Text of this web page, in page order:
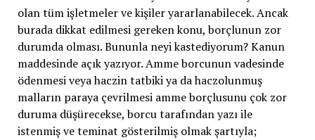
olan tüm işletmeler ve kişiler yararlanabilecek. Ancak
burada dikkat edilmesi gereken konu, borçlunun zor
durumda olması. Bununla neyi kastediyorum? Kanun
maddesinde açık yazıyor. Amme borcunun vadesinde
ödenmesi veya haczin tatbiki ya da haczolunmuş
malların paraya çevrilmesi amme borçlusunu çok zor
duruma düşürecekse, borcu tarafından yazı ile
istenmiş ve teminat gösterilmiş olmak şartıyla;